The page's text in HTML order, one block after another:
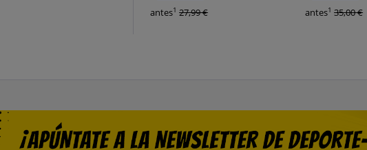
antes1 27,99 € antes1 35,00 €